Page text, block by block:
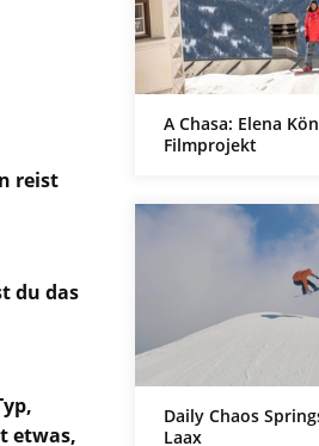
reist
du das
etwas,
A Chasa: Elena
Filmprojekt
Daily Chaos
Laax